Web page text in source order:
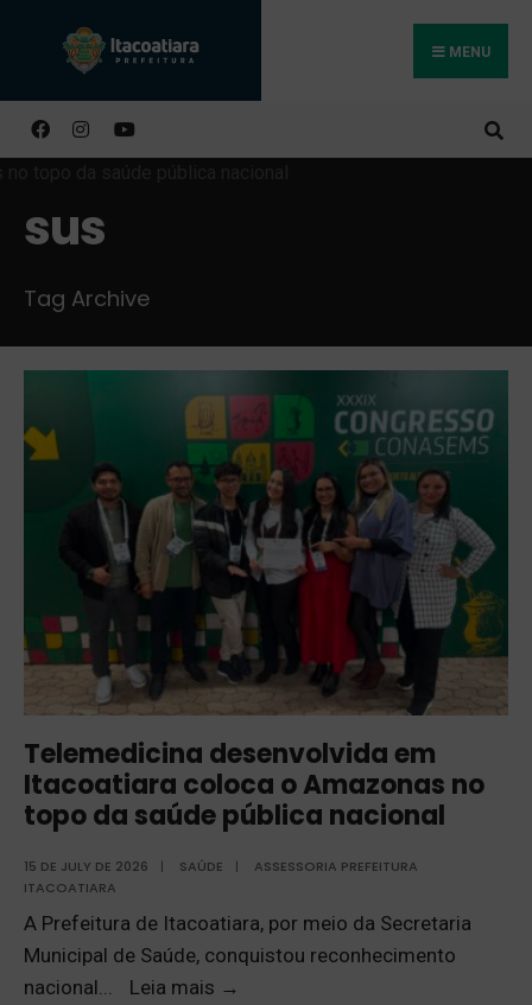
MENU
sus
Tag Archive
Telemedicina desenvolvida em
Itacoatiara coloca o Amazonas no
topo da saúde pública nacional
15 DE JULY DE 2026 | SAÚDE |
ASSESSORIA PREFEITURA
ITACOATIARA
A Prefeitura de Itacoatiara, por meio da Secretaria
Municipal de Saúde, conquistou reconhecimento
nacional... Leia mais →
Buscar